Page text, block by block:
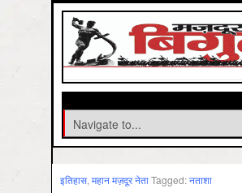
इतिहास, महान मज़दूर नेताTagged:नताशा